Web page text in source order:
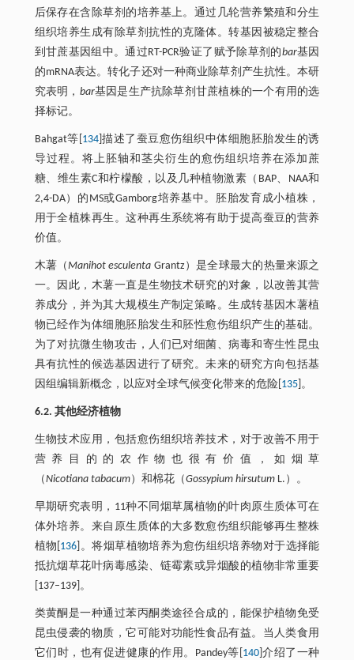
后保存在含除草剂的培养基上。通过几轮营养繁殖和分生
组织培养生成有除草剂抗性的克隆体。转基因被稳定整合
到甘蔗基因组中。通过RT-PCR验证了赋予除草剂的bar基因
的mRNA表达。转化子还对一种商业除草剂产生抗性。本研
究表明， bar基因是生产抗除草剂甘蔗植株的一个有用的选
择标记。
Bahgat等[ 134]描述了蚕豆愈伤组织中体细胞胚胎发生的诱
导过程。将上胚轴和茎尖衍生的愈伤组织培养在添加蔗
糖、维生素C和柠檬酸，以及几种植物激素（BAP、NAA和
2,4-DA）的MS或Gamborg培养基中。胚胎发育成小植株，
用于全植株再生。这种再生系统将有助于提高蚕豆的营养
价值。
木薯（Manihot esculenta Grantz）是全球最大的热量来源之
一。因此，木薯一直是生物技术研究的对象，以改善其营
养成分，并为其大规模生产制定策略。生成转基因木薯植
物已经作为体细胞胚胎发生和胚性愈伤组织产生的基础。
为了对抗微生物攻击，人们已对细菌、病毒和寄生性昆虫
具有抗性的候选基因进行了研究。未来的研究方向包括基
因组编辑新概念，以应对全球气候变化带来的危险[ 135]。
6.2. 其他经济植物
生物技术应用，包括愈伤组织培养技术，对于改善不用于
营养目的的农作物也很有价值，如烟草
（Nicotiana tabacum）和棉花（Gossypium hirsutumL.）。
早期研究表明，11种不同烟草属植物的叶肉原生质体可在
体外培养。来自原生质体的大多数愈伤组织能够再生整株
植物[ 136 ]。将烟草植物培养为愈伤组织培养物对于选择能
抵抗烟草花叶病毒感染、链霉素或异烟酸的植物非常重要
[137–139]。
类黄酮是一种通过苯丙酮类途径合成的，能保护植物免受
昆虫侵袭的物质，它可能对功能性食品有益。当人类食用
它们时，也有促进健康的作用。Pandey等[ 140]介绍了一种